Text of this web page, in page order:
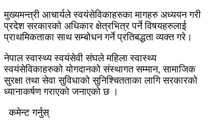
मुख्यमन्त्री आचार्यले स्वयंसेविकाहरुका मागहरु अध्ययन गरी
प्रदेश सरकारको अधिकार क्षेत्रभित्र पर्ने विषयहरुलाई
प्राथमिकताका साथ सम्बोधन गर्ने प्रतिबद्धता व्यक्त गरे।
नेपाल स्वास्थ्य स्वयंसेवी संघले महिला स्वास्थ्य
स्वयंसेविकाहरुको योगदानको संस्थागत सम्मान, सामाजिक
सुरक्षा तथा सेवा सुविधाको सुनिश्चितताका लागि सरकारको
ध्यानाकर्षण गराएको जनाएको छ ।
कमेन्ट गर्नुस्